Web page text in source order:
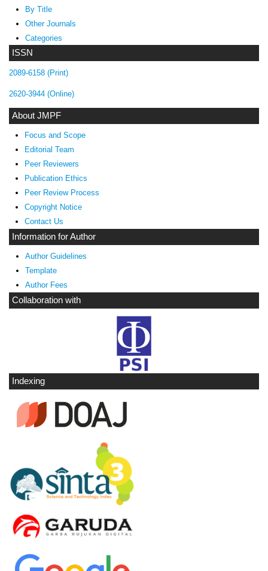
ISSN
2089-6158 (Print)
2620-3944 (Online)
About JMPF
Focus and Scope
Editorial Team
Peer Reviewers
Publication Ethics
Peer Review Process
Copyright Notice
Contact Us
Information for Author
Author Guidelines
Template
Author Fees
Collaboration with
Indexing
By Title
Other Journals
Categories